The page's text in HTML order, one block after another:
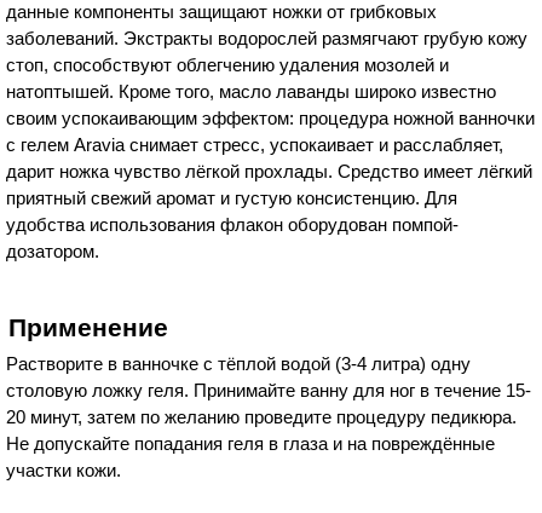
данные компоненты защищают ножки от грибковых
заболеваний. Экстракты водорослей размягчают грубую кожу
стоп, способствуют облегчению удаления мозолей и
натоптышей. Кроме того, масло лаванды широко известно
своим успокаивающим эффектом: процедура ножной ванночки
с гелем Aravia снимает стресс, успокаивает и расслабляет,
дарит ножка чувство лёгкой прохлады. Средство имеет лёгкий
приятный свежий аромат и густую консистенцию. Для
удобства использования флакон оборудован помпой-
дозатором.
Применение
Растворите в ванночке с тёплой водой (3-4 литра) одну
столовую ложку геля. Принимайте ванну для ног в течение 15-
20 минут, затем по желанию проведите процедуру педикюра.
Не допускайте попадания геля в глаза и на повреждённые
участки кожи.